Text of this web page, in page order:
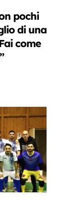
pochi
di una
come